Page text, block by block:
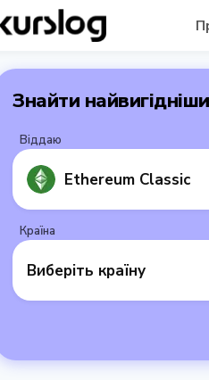
Знайти
Віддаю
Ethereum Classic
Країна
Виберіть країну